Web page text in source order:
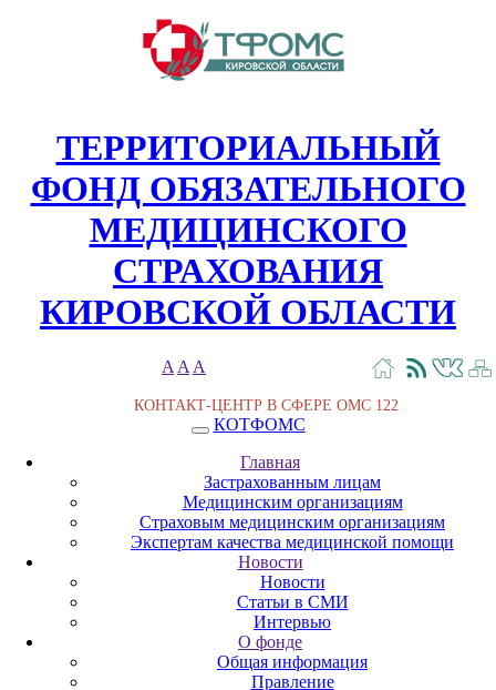
ТЕРРИТОРИАЛЬНЫЙ
ФОНД ОБЯЗАТЕЛЬНОГО
МЕДИЦИНСКОГО
СТРАХОВАНИЯ
КИРОВСКОЙ ОБЛАСТИ
A A A
КОНТАКТ-ЦЕНТР В СФЕРЕ ОМС 122
КОТФОМС
Главная
Застрахованным лицам
Медицинским организациям
Страховым медицинским организациям
Экспертам качества медицинской помощи
Новости
Новости
Статьи в СМИ
Интервью
О фонде
Общая информация
Правление